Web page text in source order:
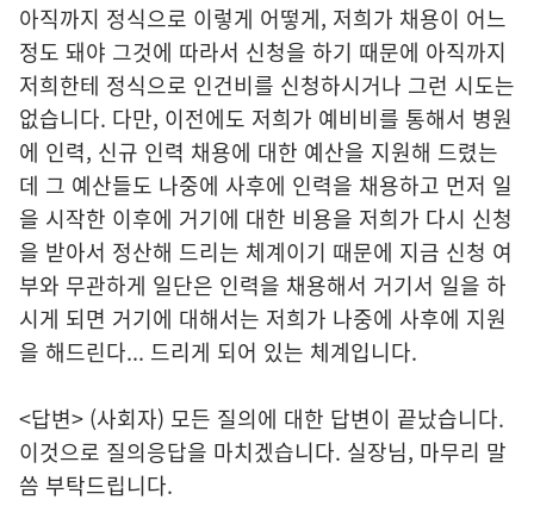
아직까지 정식으로 이렇게 어떻게, 저희가 채용이 어느
정도 돼야 그것에 따라서 신청을 하기 때문에 아직까지
저희한테 정식으로 인건비를 신청하시거나 그런 시도는
없습니다. 다만, 이전에도 저희가 예비비를 통해서 병원
에 인력, 신규 인력 채용에 대한 예산을 지원해 드렸는
데 그 예산들도 나중에 사후에 인력을 채용하고 먼저 일
을 시작한 이후에 거기에 대한 비용을 저희가 다시 신청
을 받아서 정산해 드리는 체계이기 때문에 지금 신청 여
부와 무관하게 일단은 인력을 채용해서 거기서 일을 하
시게 되면 거기에 대해서는 저희가 나중에 사후에 지원
을 해드린다... 드리게 되어 있는 체계입니다.
<답변> (사회자) 모든 질의에 대한 답변이 끝났습니다.
이것으로 질의응답을 마치겠습니다. 실장님, 마무리 말
씀 부탁드립니다.